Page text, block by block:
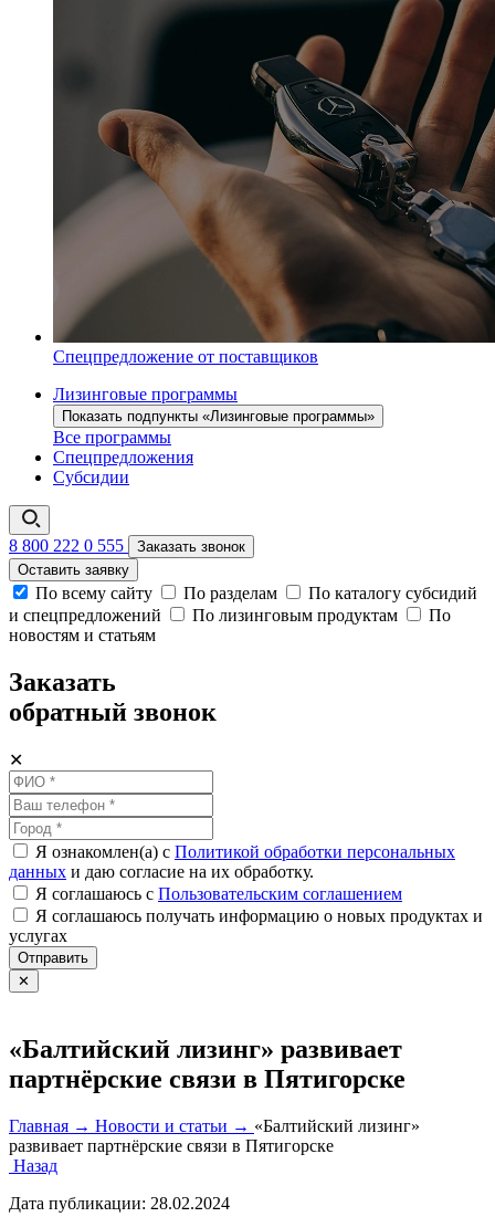
Спецпредложение от поставщиков
Лизинговые программы
Показать подпункты «Лизинговые программы»
Все программы
Спецпредложения
Субсидии
8 800 222 0 555
Заказать звонок
Оставить заявку
По всему сайту По разделам
По каталогу субсидий
и спецпредложений
По лизинговым продуктам
По
новостям и статьям
Заказать
обратный звонок
✕
Я ознакомлен(а) с Политикой обработки персональных
данных и даю согласие на их обработку.
Я соглашаюсь c Пользовательским соглашением
Я соглашаюсь получать информацию о новых продуктах и
услугах
Отправить
✕
«Балтийский лизинг» развивает
партнёрские связи в Пятигорске
Главная → Новости и статьи → «Балтийский лизинг»
развивает партнёрские связи в Пятигорске
Назад
Дата публикации: 28.02.2024